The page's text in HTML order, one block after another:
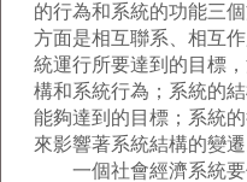
的行為和系統的功能三
方面是相互聯系、相互
統運行所要達到的目標
構和系統行為；系統的
能夠達到的目標；系統
來影響著系統結構的變遷
一個社會經濟系統要